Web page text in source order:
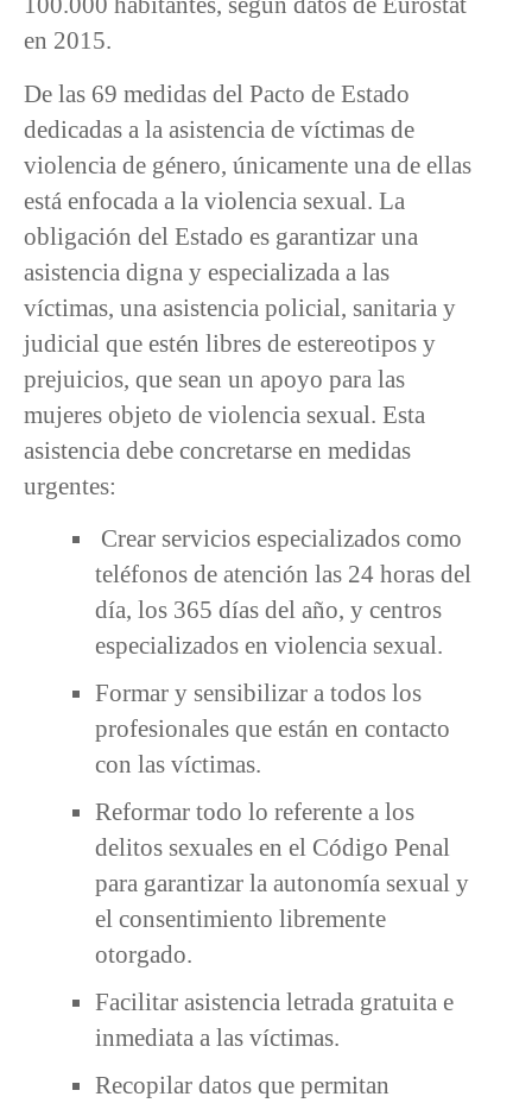
en 2015.
De las 69 medidas del Pacto de Estado
dedicadas a la asistencia de víctimas de
violencia de género, únicamente una de ellas
está enfocada a la violencia sexual. La
obligación del Estado es garantizar una
asistencia digna y especializada a las
víctimas, una asistencia policial, sanitaria y
judicial que estén libres de estereotipos y
prejuicios, que sean un apoyo para las
mujeres objeto de violencia sexual. Esta
asistencia debe concretarse en medidas
urgentes:
Crear servicios especializados como
teléfonos de atención las 24 horas del
día, los 365 días del año, y centros
especializados en violencia sexual.
Formar y sensibilizar a todos los
profesionales que están en contacto
con las víctimas.
Reformar todo lo referente a los
delitos sexuales en el Código Penal
para garantizar la autonomía sexual y
el consentimiento libremente
otorgado.
Facilitar asistencia letrada gratuita e
inmediata a las víctimas.
Recopilar datos que permitan